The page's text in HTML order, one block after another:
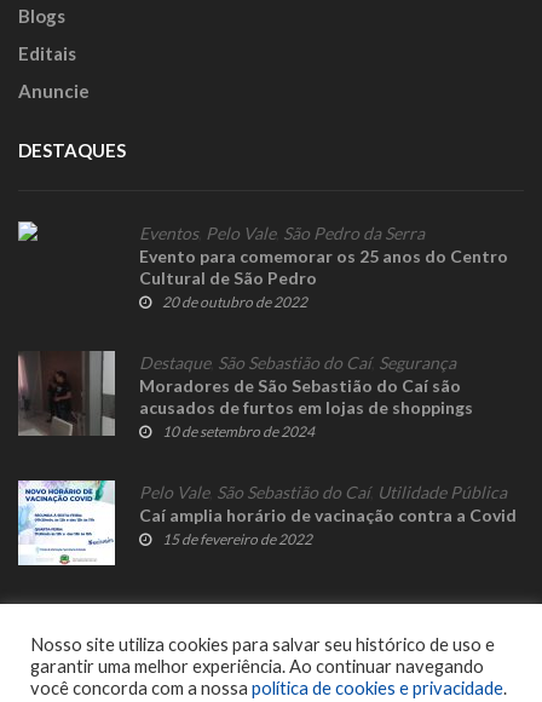
Blogs
Editais
Anuncie
DESTAQUES
Eventos, Pelo Vale, São Pedro da Serra
Evento para comemorar os 25 anos do Centro
Cultural de São Pedro
20 de outubro de 2022
Destaque, São Sebastião do Caí, Segurança
Moradores de São Sebastião do Caí são
acusados de furtos em lojas de shoppings
10 de setembro de 2024
Pelo Vale, São Sebastião do Caí, Utilidade Pública
Caí amplia horário de vacinação contra a Covid
15 de fevereiro de 2022
Nosso site utiliza cookies para salvar seu histórico de uso e
garantir uma melhor experiência. Ao continuar navegando
você concorda com a nossa política de cookies e privacidade.